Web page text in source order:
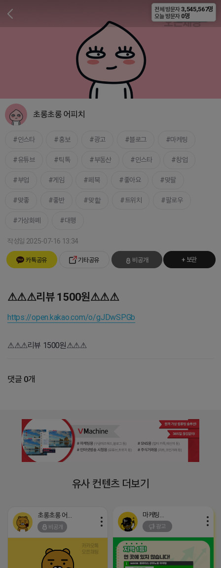
비공개
초롱초롱 어피치
인스타 홍보 광고 블로그 마케팅
유튜브 틱톡 부동산 인스타 창업
부업 게임 페북 좋아요 맞팔
맞좋 좋반 맞핱 트위치 팔로우
가상화폐 대행
작성일 2025-07-16 13:34
카톡공유 기타공유 비공개 + 보관
⚠⚠⚠리뷰 1500원⚠⚠⚠
https://open.kakao.com/o/gJDwSPGb
⚠⚠⚠리뷰 1500원⚠⚠⚠
댓글 0개
유사 컨텐츠 더보기
비공개 광고
전체 방문자 3,545,567명
오늘 방문자 0명